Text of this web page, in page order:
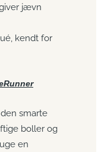
jævn
kendt for
smarte
boller og
en